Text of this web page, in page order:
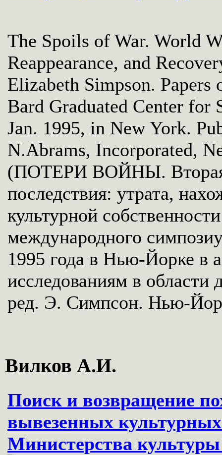
The Spoils of War. World
Reappearance, and
Elizabeth Simpson. Papers
Bard Graduated Center for
Jan. 1995, in New York.
N.Abrams, Incorporated,
(ПОТЕРИ ВОЙНЫ. Вторая
последствия: утрата,
культурной
международного
1995 года в Нью-Йорке в
исследованиям в области
ред. Э. Симпсон. Нью-
Вилков А.И.
Поиск и возвращение
вывезенных
Министерства